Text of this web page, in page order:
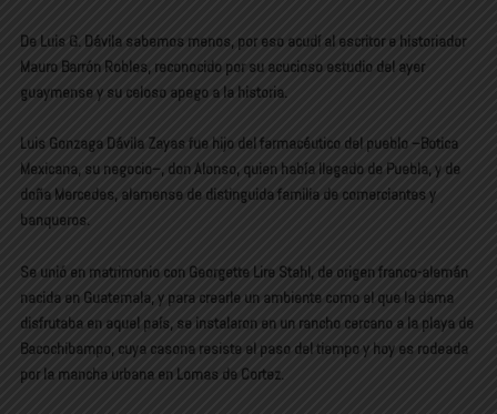
De Luis G. Dávila sabemos menos, por eso acudí al escritor e historiador
Mauro Barrón Robles, reconocido por su acucioso estudio del ayer
guaymense y su celoso apego a la historia.
Luis Gonzaga Dávila Zayas fue hijo del farmacéutico del pueblo –Botica
Mexicana, su negocio–, don Alonso, quien había llegado de Puebla, y de
doña Mercedes, alamense de distinguida familia de comerciantes y
banqueros.
Se unió en matrimonio con Georgette Lire Stahl, de origen franco-alemán
nacida en Guatemala, y para crearle un ambiente como el que la dama
disfrutaba en aquel país, se instalaron en un rancho cercano a la playa de
Bacochibampo, cuya casona resiste el paso del tiempo y hoy es rodeada
por la mancha urbana en Lomas de Cortez.